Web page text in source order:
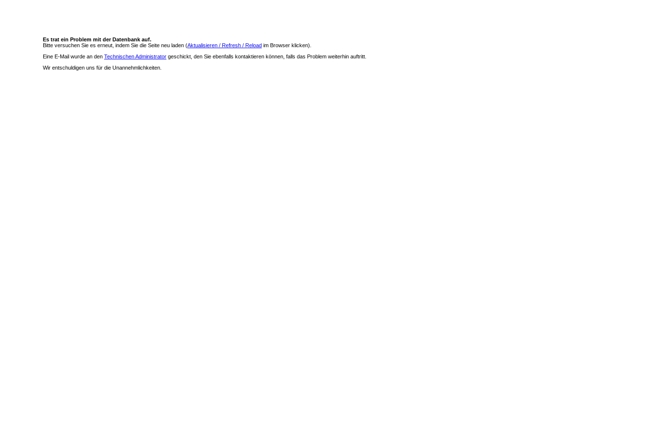
Es trat ein Problem mit der Datenbank auf.
Bitte versuchen Sie es erneut, indem Sie die Seite neu laden (Aktualisieren / Refresh / Reload im Browser klicken).
Eine E-Mail wurde an den Technischen Administrator geschickt, den Sie ebenfalls kontaktieren können, falls das Problem weiterhin auftritt.
Wir entschuldigen uns für die Unannehmlichkeiten.